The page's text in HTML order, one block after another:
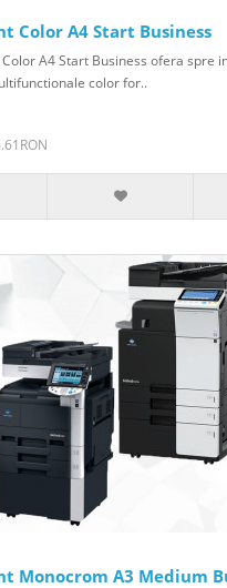
Color A4 Start Business
A4 Start Business ofera spre
color for..
Monocrom A3 Medium